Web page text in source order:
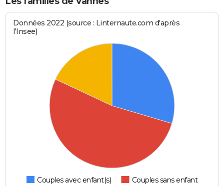
Données 2022 (source : Linternaute.com d'après
l'Insee)
Couples avec enfant(s)
Couples sans enfant